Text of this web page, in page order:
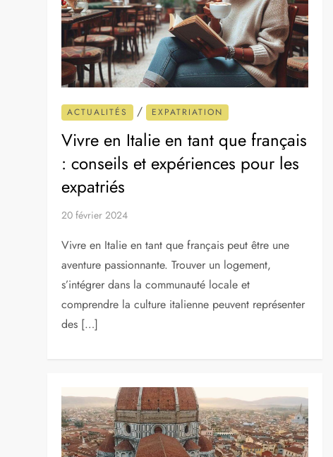
ACTUALITÉS / EXPATRIATION
Vivre en Italie en tant que français
: conseils et expériences pour les
expatriés
20 février 2024
Vivre en Italie en tant que français peut être une
aventure passionnante. Trouver un logement,
s’intégrer dans la communauté locale et
comprendre la culture italienne peuvent représenter
des […]